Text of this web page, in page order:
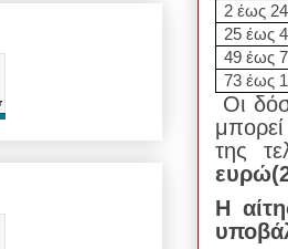
2 έως 24
25 έως
49 έως
73 έως
Οι
της
Η